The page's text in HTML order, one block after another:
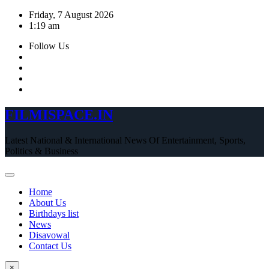
Skip
Friday, 7 August 2026
1:19 am
Follow Us
FILMISPACE.IN
Latest National & International News Of Entertainment, Sports,
Politics & Business
Home
About Us
Birthdays list
News
Disavowal
Contact Us